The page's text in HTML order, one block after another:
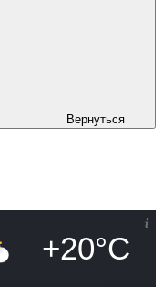
Вернуться
+20°C